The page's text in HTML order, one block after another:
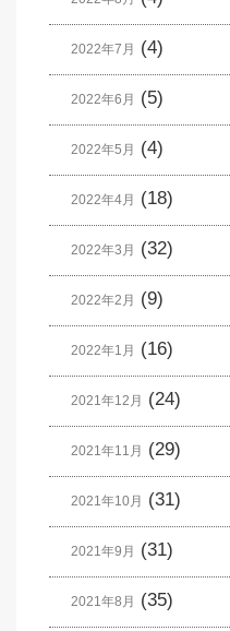
2022年7月 (4)
2022年6月 (5)
2022年5月 (4)
2022年4月 (18)
2022年3月 (32)
2022年2月 (9)
2022年1月 (16)
2021年12月 (24)
2021年11月 (29)
2021年10月 (31)
2021年9月 (31)
2021年8月 (35)